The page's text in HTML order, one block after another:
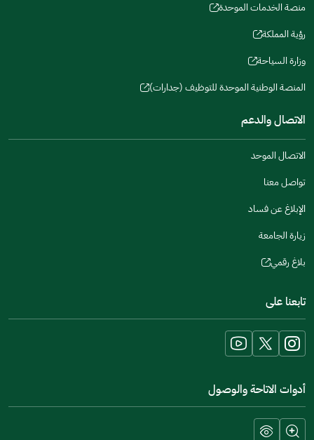
window)
new
window)
new
window)
منصة الخدمات الموحدة
new
window)
رؤية المملكة
(opens
new
وزارة السياحة
(opens
new
window)
المنصة الوطنية الموحدة للتوظيف (جدارات)
window)
الاتصال والدعم
الاتصال الموحد
تواصل معنا
الإبلاغ عن فساد
زيارة الجامعة
بلاغ رقمي
(opens
new
window)
تابعنا على
أدوات الاتاحة والوصول